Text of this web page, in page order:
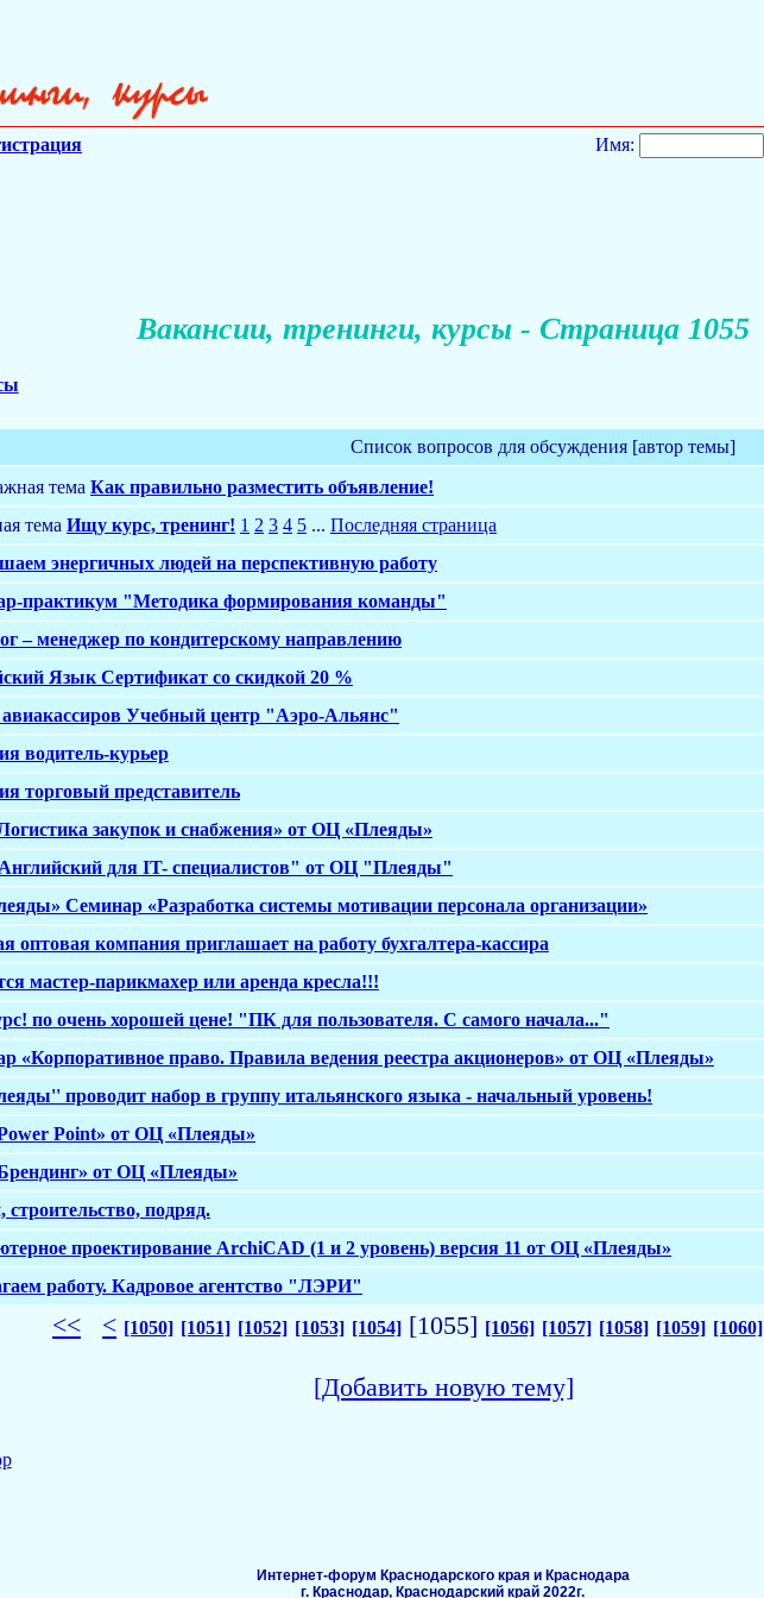
Имя:
Вакансии, тренинги, курсы - Страница 1055
Список вопросов для обсуждения [автор темы]
Как правильно разместить объявление!
Ищу курс, тренинг! 1 2 3 4 5 ... Последняя страница
энергичных людей на перспективную работу
практикум "Методика формирования команды"
– менеджер по кондитерскому направлению
Язык Сертификат со скидкой 20 %
Учебный центр "Аэро-Альянс"
водитель-курьер
торговый представитель
закупок и снабжения» от ОЦ «Плеяды»
для IT- специалистов" от ОЦ "Плеяды"
Семинар «Разработка системы мотивации персонала организации»
оптовая компания приглашает на работу бухгалтера-кассира
мастер-парикмахер или аренда кресла!!!
по очень хорошей цене! "ПК для пользователя. С самого начала..."
«Корпоративное право. Правила ведения реестра акционеров» от ОЦ «Плеяды»
проводит набор в группу итальянского языка - начальный уровень!
Point» от ОЦ «Плеяды»
от ОЦ «Плеяды»
строительство, подряд.
проектирование ArchiCAD (1 и 2 уровень) версия 11 от ОЦ «Плеяды»
работу. Кадровое агентство "ЛЭРИ"
<< < [1050] [1051] [1052] [1053] [1054] [1055] [1056] [1057] [1058] [1059] [1060]
[Добавить новую тему]
Интернет-форум Краснодарского края и Краснодара
г. Краснодар, Краснодарский край 2022г.